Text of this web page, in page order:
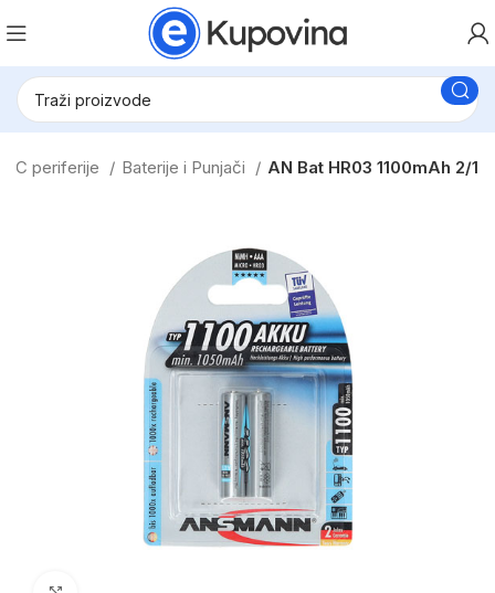
PC periferije Baterije i Punjači AN Bat HR03 1100mAh 2/1